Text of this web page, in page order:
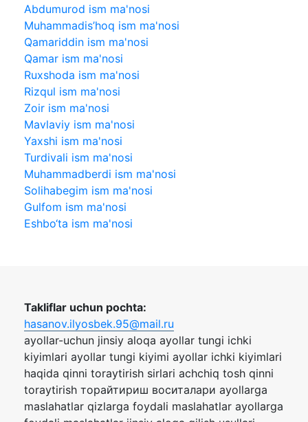
Abdumurod ism ma'nosi
Muhammadis’hoq ism ma'nosi
Qamariddin ism ma'nosi
Qamar ism ma'nosi
Ruxshoda ism ma'nosi
Rizqul ism ma'nosi
Zoir ism ma'nosi
Mavlaviy ism ma'nosi
Yaxshi ism ma'nosi
Turdivali ism ma'nosi
Muhammadberdi ism ma'nosi
Solihabegim ism ma'nosi
Gulfom ism ma'nosi
Eshbo‘ta ism ma'nosi
Takliflar uchun pochta:
hasanov.ilyosbek.95@mail.ru
ayollar-uchun jinsiy aloqa ayollar tungi ichki
kiyimlari ayollar tungi kiyimi ayollar ichki kiyimlari
haqida qinni toraytirish sirlari achchiq tosh qinni
toraytirish торайтириш воситалари ayollarga
maslahatlar qizlarga foydali maslahatlar ayollarga